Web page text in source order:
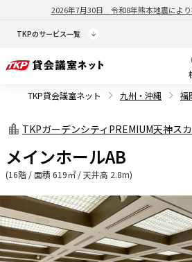
2026年7月30日 令和8年熊本地震によ
TKPのサービス一覧
TKP貸会議室ネット
九州・沖縄 福
TKPガーデンシティPREMIUM天神ス
メインホールAB
(16階 / 面積 619㎡ / 天井高 2.8m)